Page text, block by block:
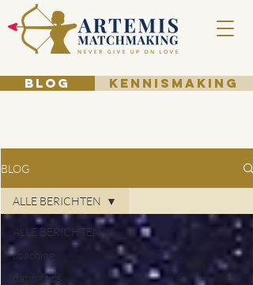
BLOG KENNISMAKING
BLOG
ALLE BERICHTEN
coaching
dating tips
ALLE BERICHTEN